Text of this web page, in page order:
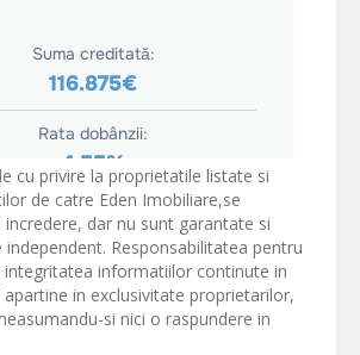
cu privire la proprietatile listate si
de catre Eden Imobiliare,se
dar nu sunt garantate si
Responsabilitatea pentru
integritatea informatiilor continute in
in exclusivitate proprietarilor,
si nici o raspundere in